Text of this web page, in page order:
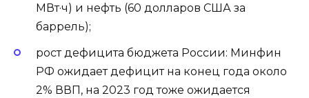
МВт·ч) и нефть (60 долларов США за
баррель);
рост дефицита бюджета России: Минфин
РФ ожидает дефицит на конец года около
2% ВВП, на 2023 год тоже ожидается